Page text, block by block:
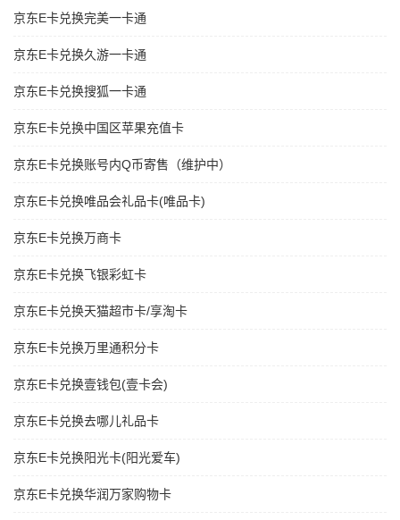
京东E卡兑换完美一卡通
京东E卡兑换久游一卡通
京东E卡兑换搜狐一卡通
京东E卡兑换中国区苹果充值卡
京东E卡兑换账号内Q币寄售（维护中）
京东E卡兑换唯品会礼品卡(唯品卡)
京东E卡兑换万商卡
京东E卡兑换飞银彩虹卡
京东E卡兑换天猫超市卡/享淘卡
京东E卡兑换万里通积分卡
京东E卡兑换壹钱包(壹卡会)
京东E卡兑换去哪儿礼品卡
京东E卡兑换阳光卡(阳光爱车)
京东E卡兑换华润万家购物卡